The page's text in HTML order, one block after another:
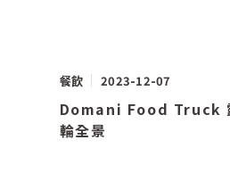
餐飲 2023-12-07
Domani Food Truck
輪全景